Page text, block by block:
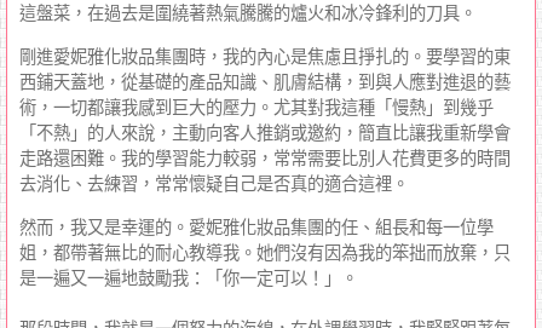
這盤菜，在過去是圍繞著熱氣騰騰的爐火和冰冷鋒利的刀具。
剛進愛妮雅化妝品集團時，我的內心是焦慮且掙扎的。要學習的東
西鋪天蓋地，從基礎的產品知識、肌膚結構，到與人應對進退的藝
術，一切都讓我感到巨大的壓力。尤其對我這種「慢熱」到幾乎
「不熱」的人來說，主動向客人推銷或邀約，簡直比讓我重新學會
走路還困難。我的學習能力較弱，常常需要比別人花費更多的時間
去消化、去練習，常常懷疑自己是否真的適合這裡。
然而，我又是幸運的。愛妮雅化妝品集團的任、組長和每一位學
姐，都帶著無比的耐心教導我。她們沒有因為我的笨拙而放棄，只
是一遍又一遍地鼓勵我：「你一定可以！」。